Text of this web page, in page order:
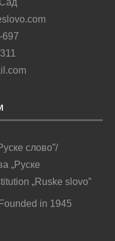
697
слово”/
„Руске
„Ruske slovo”
in 1945